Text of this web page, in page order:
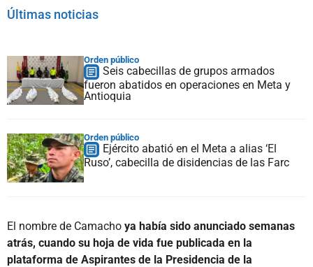
Últimas noticias
Orden público
Seis cabecillas de grupos armados
fueron abatidos en operaciones en Meta y
Antioquia
Orden público
Ejército abatió en el Meta a alias ‘El
Ruso’, cabecilla de disidencias de las Farc
El nombre de Camacho ya había sido anunciado semanas
atrás, cuando su hoja de vida fue publicada en la
plataforma de Aspirantes de la Presidencia de la